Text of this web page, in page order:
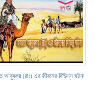
আবুবকর (রাঃ) এর জীবনের বিভিন্ন ঘটনা